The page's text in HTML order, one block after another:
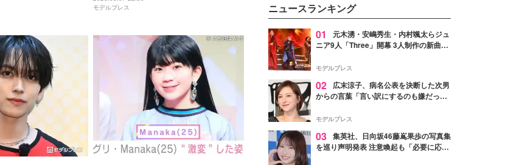
モデルプレス
して、“髪そのものの美しさ”に改
めて注目する人が増えている様
子。今回は、そんな憧れの艶やか
な髪を日常で叶える、美容好きの
ます。
ニュースランキング
01
元木湧・安嶋秀生・内村颯太らジュ
ニア9人「Three」開幕 3人制作の新曲＆
進んで夢を掴みたい」【ゲネプロレポ】
モデルプレス
02
広末涼子、病名公表を決断した次男
からの言葉「言い訳にするのも嫌だっ
モデルプレス
03 集英社、日向坂46藤嶌果歩の写真集
を巡り声明発表 注意喚起も「必要に応じ